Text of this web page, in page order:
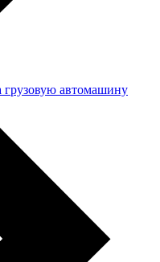
грузовую автомашину